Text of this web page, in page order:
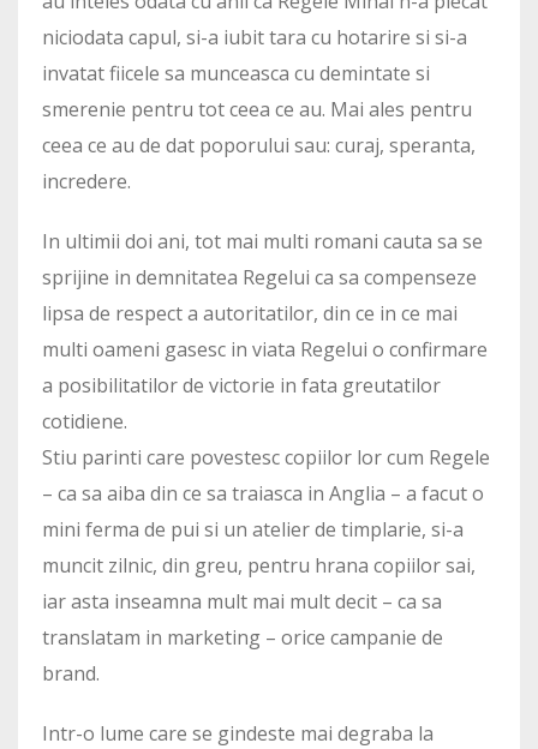
niciodata capul, si-a iubit tara cu hotarire si si-a
invatat fiicele sa munceasca cu demintate si
smerenie pentru tot ceea ce au. Mai ales pentru
ceea ce au de dat poporului sau: curaj, speranta,
incredere.
In ultimii doi ani, tot mai multi romani cauta sa se
sprijine in demnitatea Regelui ca sa compenseze
lipsa de respect a autoritatilor, din ce in ce mai
multi oameni gasesc in viata Regelui o confirmare
a posibilitatilor de victorie in fata greutatilor
cotidiene.
Stiu parinti care povestesc copiilor lor cum Regele
– ca sa aiba din ce sa traiasca in Anglia – a facut o
mini ferma de pui si un atelier de timplarie, si-a
muncit zilnic, din greu, pentru hrana copiilor sai,
iar asta inseamna mult mai mult decit – ca sa
translatam in marketing – orice campanie de
brand.
Intr-o lume care se gindeste mai degraba la